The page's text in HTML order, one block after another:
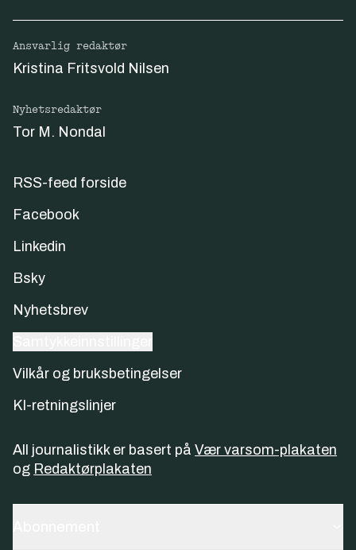
Ansvarlig redaktør
Kristina Fritsvold Nilsen
Nyhetsredaktør
Tor M. Nondal
RSS-feed forside
Facebook
Linkedin
Bsky
Nyhetsbrev
Vilkår og bruksbetingelser
KI-retningslinjer
All journalistikk er basert på Vær varsom-plakaten
og Redaktørplakaten